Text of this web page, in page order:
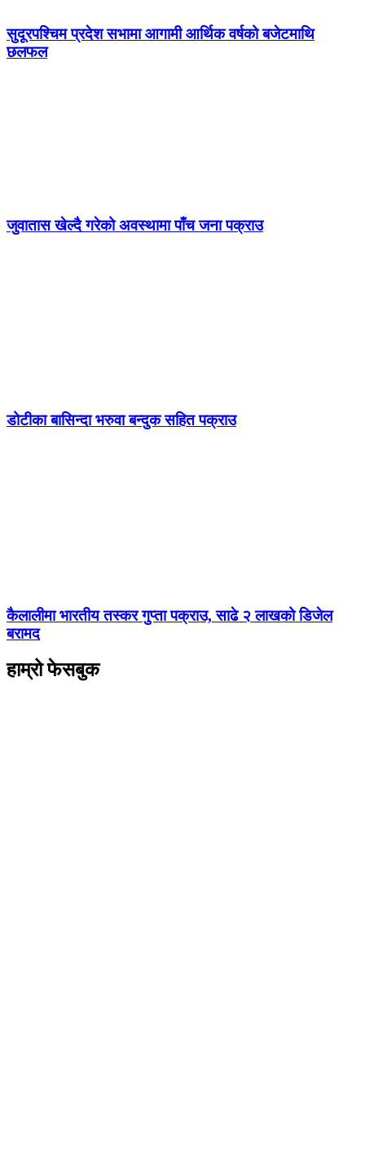
सुदूरपश्चिम प्रदेश सभामा आगामी आर्थिक वर्षको बजेटमाथि
छलफल
जुवातास खेल्दै गरेको अवस्थामा पाँच जना पक्राउ
डोटीका बासिन्दा भरुवा बन्दुक सहित पक्राउ
कैलालीमा भारतीय तस्कर गुप्ता पक्राउ, साढे २ लाखको डिजेल
बरामद
हाम्रो फेसबुक